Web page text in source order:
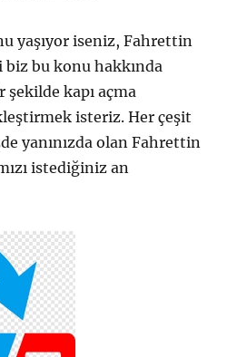
yaşıyor iseniz, Fahrettin
bu konu hakkında
şekilde kapı açma
isteriz. Her çeşit
yanınızda olan Fahrettin
istediğiniz an